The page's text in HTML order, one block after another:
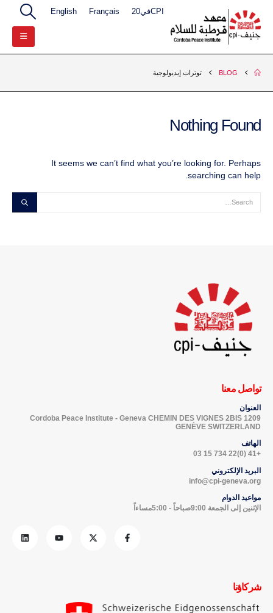
CPIفي20 Français
English
BLOG توترات إيديولوجية
Nothing Found
It seems we can’t find what you’re looking for. Perhaps
searching can help.
تواصل معنا
العنوان
Cordoba Peace Institute - Geneva CHEMIN DES VIGNES 2BIS 1209
GENÈVE SWITZERLAND
الهاتف
+41 (0)22 734 15 03
البريد الإلكتروني
info@cpi-geneva.org
مواعيد الدوام
الإثنين إلى الجمعة 9:00صباحاً - 5:00مساءاً
شركاؤنا